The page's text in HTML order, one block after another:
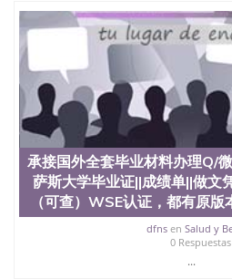
University）文凭圣何塞州立大
State University）圣何塞州立大
State University）圣何塞州立
State University）圣何塞州立
State University）圣 塞州立大
State University）圣何塞州立
University）圣何塞州立大学（
University）圣何塞州立大学（
University）圣何塞州立大学（
University）圣何塞州立大学学
University）圣何塞州立大学学
University）圣何塞州立大学学
University）圣何塞州立大学（
University）圣何塞州立大学（
University）圣何塞州立大学（
University）圣何塞州立大学（
承接国外全套毕业材料办理Q/
萨斯大学毕业证||成绩单||做文
（可查）WSE认证，都有原
dfnsen Salud y
0 Respuestas
...